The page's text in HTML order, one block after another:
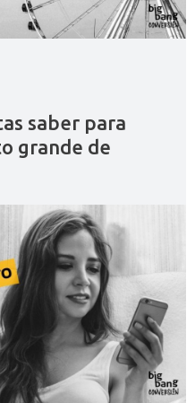
saber para
grande de